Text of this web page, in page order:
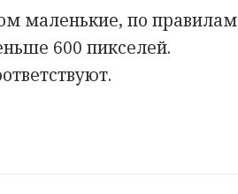
маленькие, по правилам
600 пикселей.